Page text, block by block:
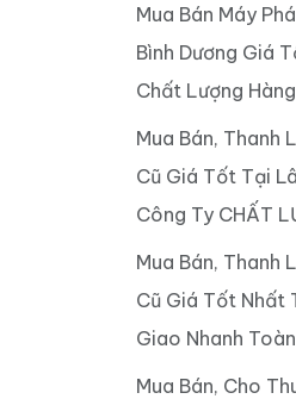
Mua Bán Máy
Bình Dương Giá
Chất Lượng
Mua Bán, Thanh
Cũ Giá Tốt Tại
Công Ty CHẤT
Mua Bán, Thanh
Cũ Giá Tốt Nhất
Giao Nhanh
Mua Bán, Cho